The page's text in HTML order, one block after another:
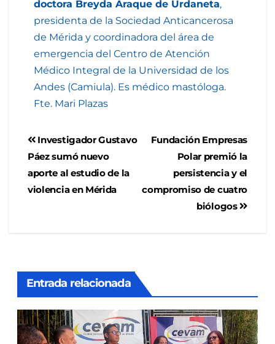
doctora Breyda Araque de Urdaneta,
presidenta de la Sociedad Anticancerosa
de Mérida y coordinadora del área de
emergencia del Centro de Atención
Médico Integral de la Universidad de los
Andes (Camiula). Es médico mastóloga.
Fte. Mari Plazas
Fundación Empresas
Polar premió la
persistencia y el
compromiso de cuatro
biólogos
Investigador Gustavo
Páez sumó nuevo
aporte al estudio de la
violencia en Mérida
Entrada relacionada